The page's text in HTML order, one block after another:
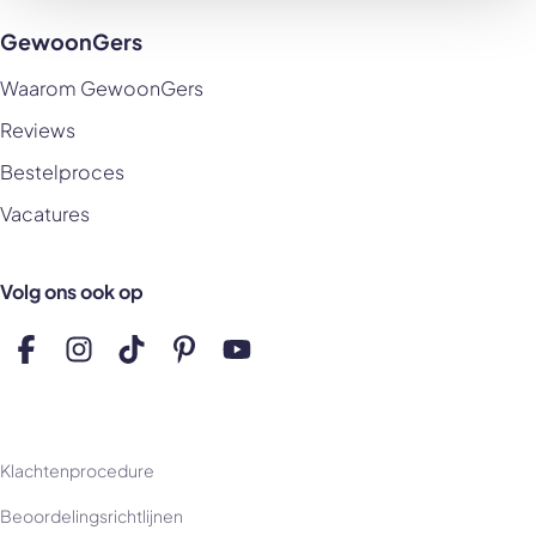
GewoonGers
Waarom GewoonGers
Reviews
Bestelproces
Vacatures
Volg ons ook op
Volg ons op Facebook
Volg ons op Instagram
Volg ons op TikTok
Volg ons op Pinterest
Volg ons op YouTube
Klachtenprocedure
Beoordelingsrichtlijnen